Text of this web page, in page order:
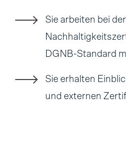
Sie arbeiten bei der
DGNB-Standard
Sie erhalten
und externen